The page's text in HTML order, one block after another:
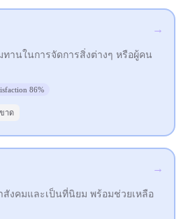
ทานในการจัดการสิ่งต่างๆ หรือผู้คน
86%
าด
→
งคมและเป็นที่นิยม พร้อมช่วยเหลือ
→